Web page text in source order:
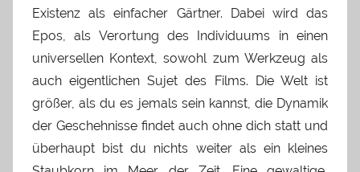
Existenz als einfacher Gärtner. Dabei wird das
Epos, als Verortung des Individuums in einen
universellen Kontext, sowohl zum Werkzeug als
auch eigentlichen Sujet des Films. Die Welt ist
größer, als du es jemals sein kannst, die Dynamik
der Geschehnisse findet auch ohne dich statt und
überhaupt bist du nichts weiter als ein kleines